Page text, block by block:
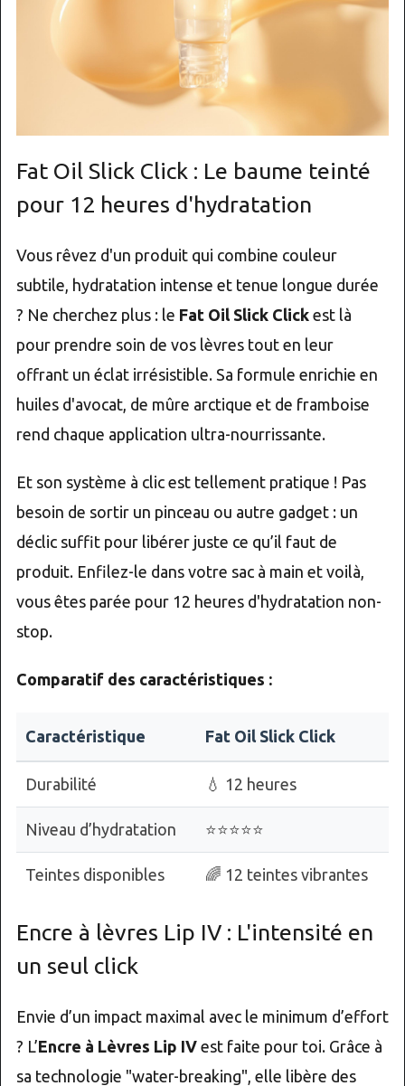
Fat Oil Slick Click : Le baume teinté
pour 12 heures d'hydratation
Vous rêvez d'un produit qui combine couleur
subtile, hydratation intense et tenue longue durée
? Ne cherchez plus : le Fat Oil Slick Clickest là
pour prendre soin de vos lèvres tout en leur
offrant un éclat irrésistible. Sa formule enrichie en
huiles d'avocat, de mûre arctique et de framboise
rend chaque application ultra-nourrissante.
Et son système à clic est tellement pratique ! Pas
besoin de sortir un pinceau ou autre gadget : un
déclic suffit pour libérer juste ce qu’il faut de
produit. Enfilez-le dans votre sac à main et voilà,
vous êtes parée pour 12 heures d'hydratation non-
stop.
Comparatif des caractéristiques :
Caractéristique Fat Oil Slick Click
Durabilité 💧 12 heures
Niveau d’hydratation ⭐⭐⭐⭐⭐
Teintes disponibles 🌈 12 teintes vibrantes
Encre à lèvres Lip IV : L'intensité en
un seul click
Envie d’un impact maximal avec le minimum d’effort
? L’Encre à Lèvres Lip IVest faite pour toi. Grâce à
sa technologie "water-breaking", elle libère des